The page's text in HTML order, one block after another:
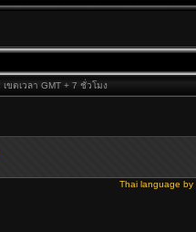
ขตเวลา GMT + 7 ชั่วโมง
Thai language by